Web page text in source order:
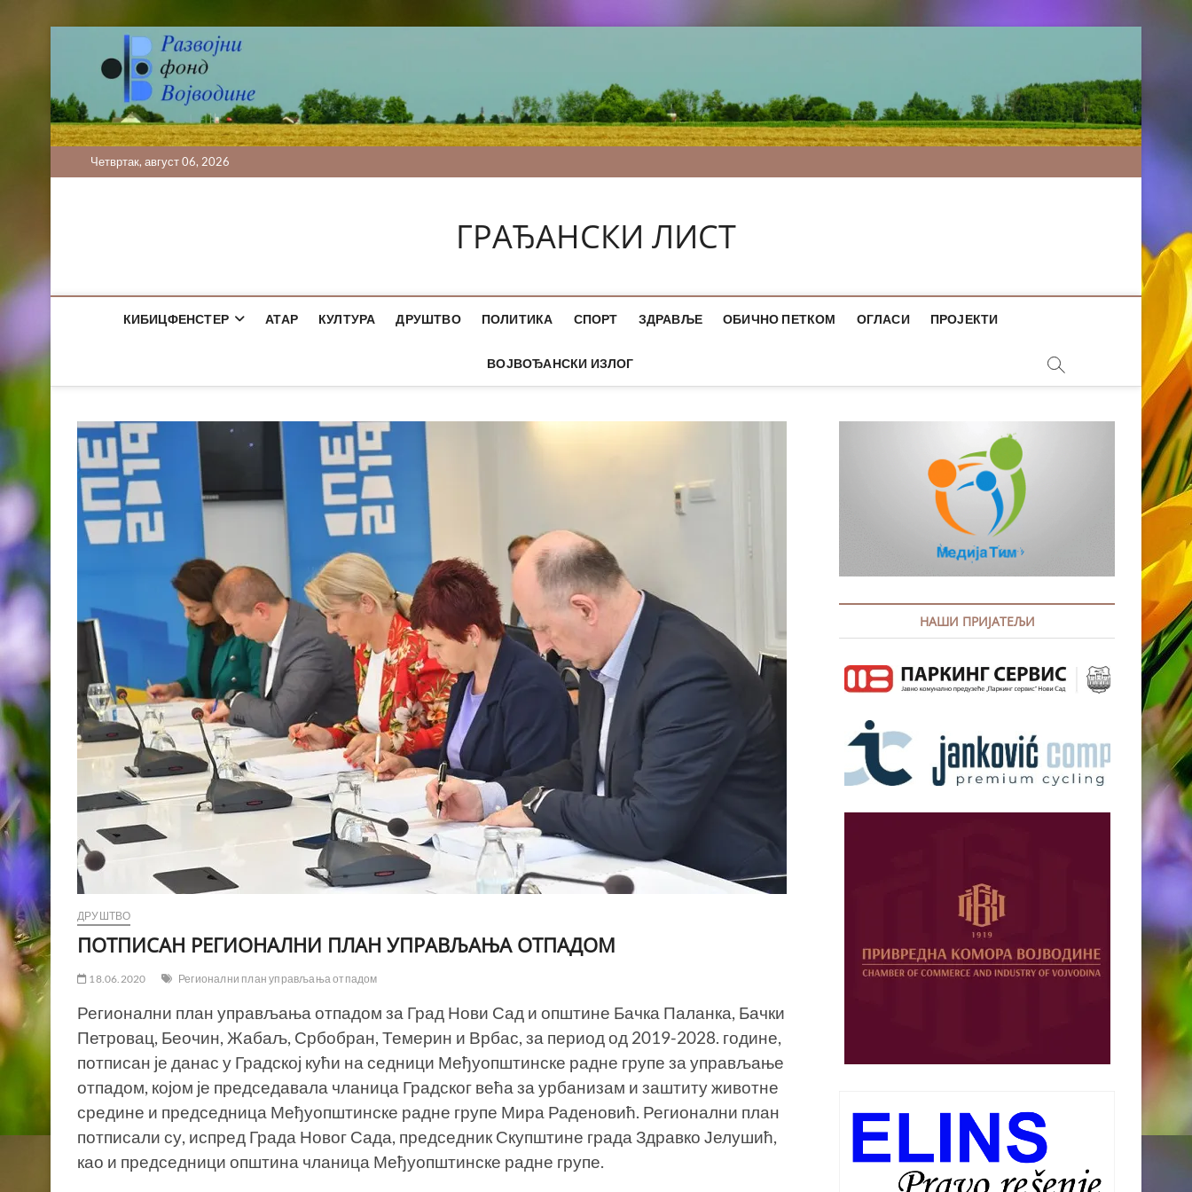
Четвртак, август 06, 2026
ГРАЂАНСКИ ЛИСТ
КИБИЦФЕНСТЕР АТАР КУЛТУРА ДРУШТВО ПОЛИТИКА СПОРТ ЗДРАВЉЕ ОБИЧНО ПЕТКОМ ОГЛАСИ ПРОЈЕКТИ
ВОЈВОЂАНСКИ ИЗЛОГ
ДРУШТВО
ПОТПИСАН РЕГИОНАЛНИ ПЛАН УПРАВЉАЊА ОТПАДОМ
18.06.2020 Регионални план управљања отпадом
Регионални план управљања отпадом за Град Нови Сад и општине Бачка Паланка, Бачки
Петровац, Беочин, Жабаљ, Србобран, Темерин и Врбас, за период од 2019-2028. године,
потписан је данас у Градској кући на седници Међуопштинске радне групе за управљање
отпадом, којом је председавала чланица Градског већа за урбанизам и заштиту животне
средине и председница Међуопштинске радне групе Мира Раденовић. Регионални план
потписали су, испред Града Новог Сада, председник Скупштине града Здравко Јелушић,
као и председници општина чланица Међуопштинске радне групе.
НАШИ ПРИЈАТЕЉИ